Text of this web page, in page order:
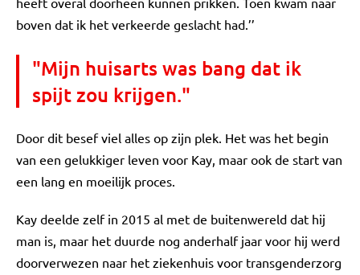
boven dat ik het verkeerde geslacht had.’’
"Mijn huisarts was bang dat ik
spijt zou krijgen."
Door dit besef viel alles op zijn plek. Het was het begin
van een gelukkiger leven voor Kay, maar ook de start van
een lang en moeilijk proces.
Kay deelde zelf in 2015 al met de buitenwereld dat hij
man is, maar het duurde nog anderhalf jaar voor hij werd
doorverwezen naar het ziekenhuis voor transgenderzorg